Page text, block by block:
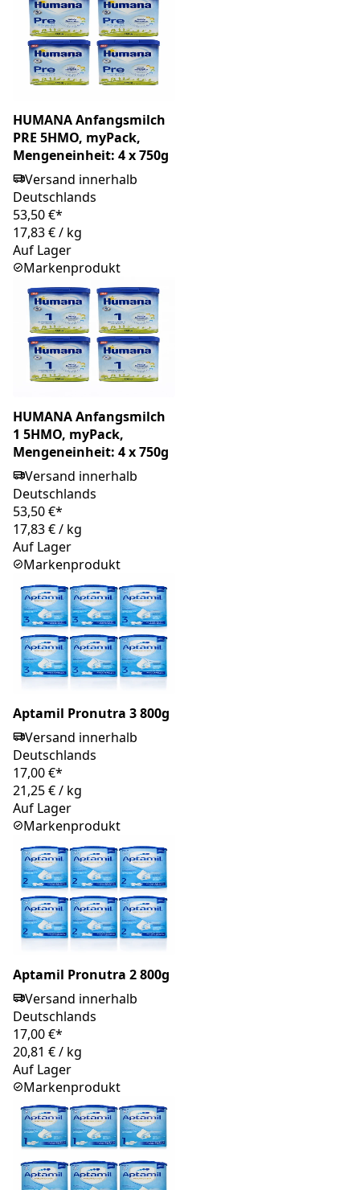
HUMANA Anfangsmilch
PRE 5HMO, myPack,
Mengeneinheit: 4 x 750g
Versand innerhalb
Deutschlands
53,50 €*
17,83 €/ kg
Auf Lager
Markenprodukt
HUMANA Anfangsmilch
1 5HMO, myPack,
Mengeneinheit: 4 x 750g
Versand innerhalb
Deutschlands
53,50 €*
17,83 €/ kg
Auf Lager
Markenprodukt
Aptamil Pronutra 3 800g
Versand innerhalb
Deutschlands
17,00 €*
21,25 €/ kg
Auf Lager
Markenprodukt
Aptamil Pronutra 2 800g
Versand innerhalb
Deutschlands
17,00 €*
20,81 €/ kg
Auf Lager
Markenprodukt